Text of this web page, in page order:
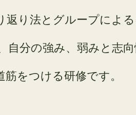
返り法とグループによ
自分の強み、弱みと志
をつける研修です。